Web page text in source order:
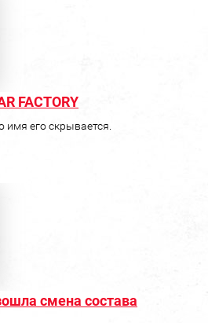
FACTORY
имя его скрывается.
смена состава